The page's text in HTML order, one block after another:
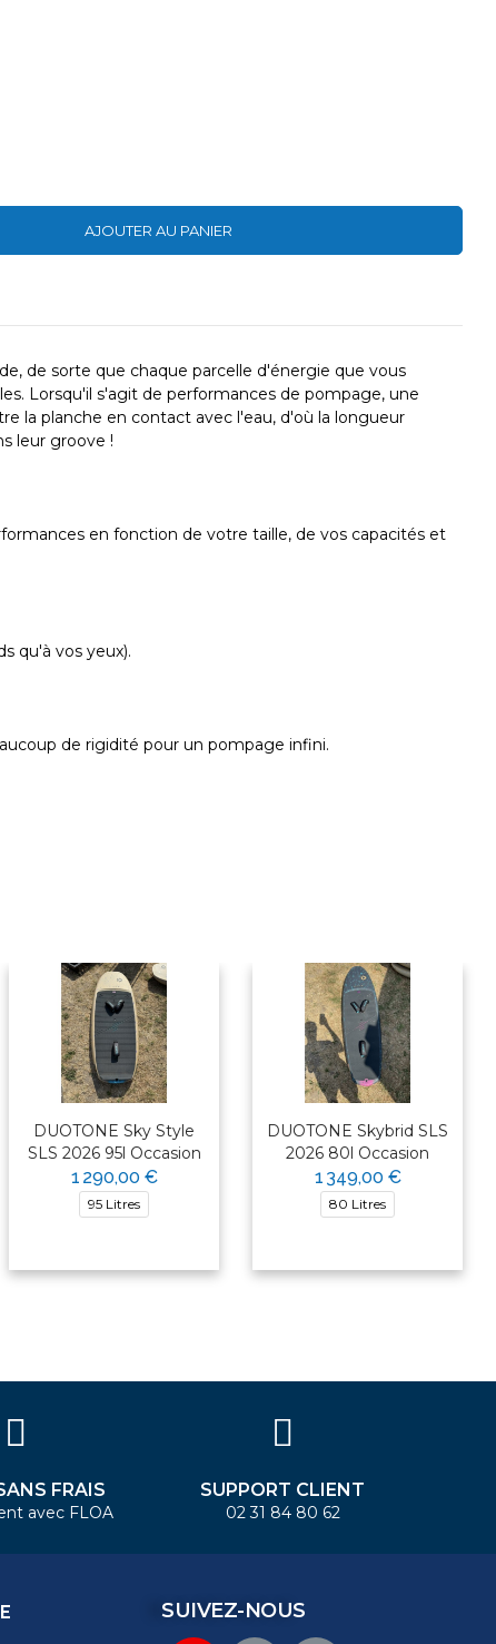
AJOUTER AU PANIER
de sorte que chaque parcelle d'énergie que vous
Lorsqu'il s'agit de performances de pompage, une
la planche en contact avec l'eau, d'où la longueur
leur groove !
en fonction de votre taille, de vos capacités et
qu'à vos yeux).
de rigidité pour un pompage infini.
DUOTONE Sky Style
SLS 2026 95l Occasion
1 290,00 €
95 Litres
DUOTONE Skybrid SLS
2026 80l Occasion
1 349,00 €
80 Litres
FRAIS
avec FLOA
SUPPORT CLIENT
02 31 84 80 62
SUIVEZ-NOUS